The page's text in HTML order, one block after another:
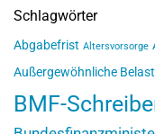
Schlagwörter
Abgabefrist Altersvorsorge
Außergewöhnliche
BMF-